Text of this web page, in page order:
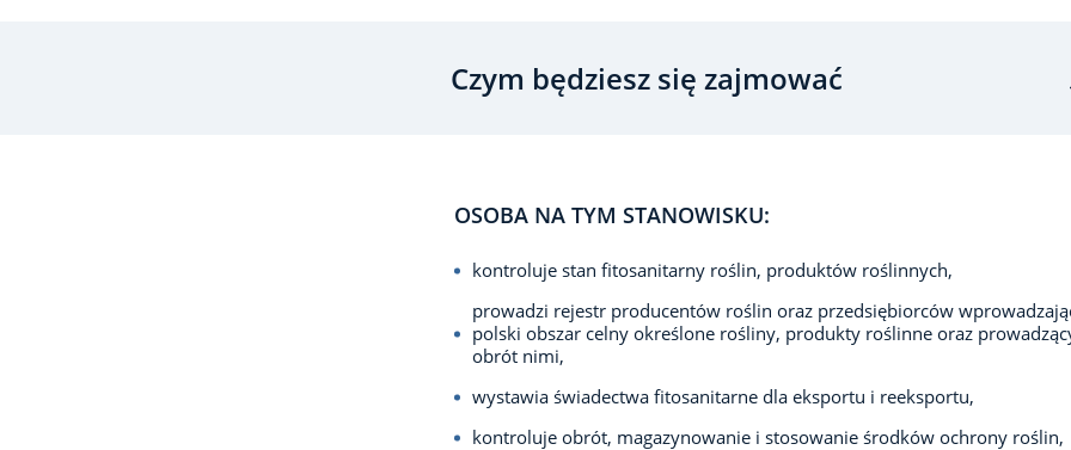
Czym będziesz się zajmować
OSOBA NA TYM STANOWISKU:
kontroluje stan fitosanitarny roślin, produktów roślinnych,
prowadzi rejestr producentów roślin oraz przedsiębiorców
polski obszar celny określone rośliny, produkty roślinne oraz
obrót nimi,
wystawia świadectwa fitosanitarne dla eksportu i reeksportu,
kontroluje obrót, magazynowanie i stosowanie środków ochrony roślin,